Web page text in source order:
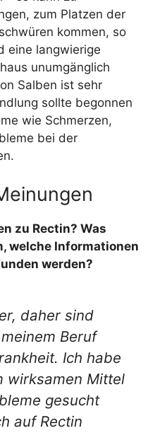
zum Platzen der
kommen, so
eine langwierige
unumgänglich
Salben ist sehr
sollte begonnen
wie Schmerzen,
bei der
zu Rectin? Was
welche Informationen
werden?
daher sind
Beruf
Ich habe
wirksamen Mittel
gesucht
auf Rectin